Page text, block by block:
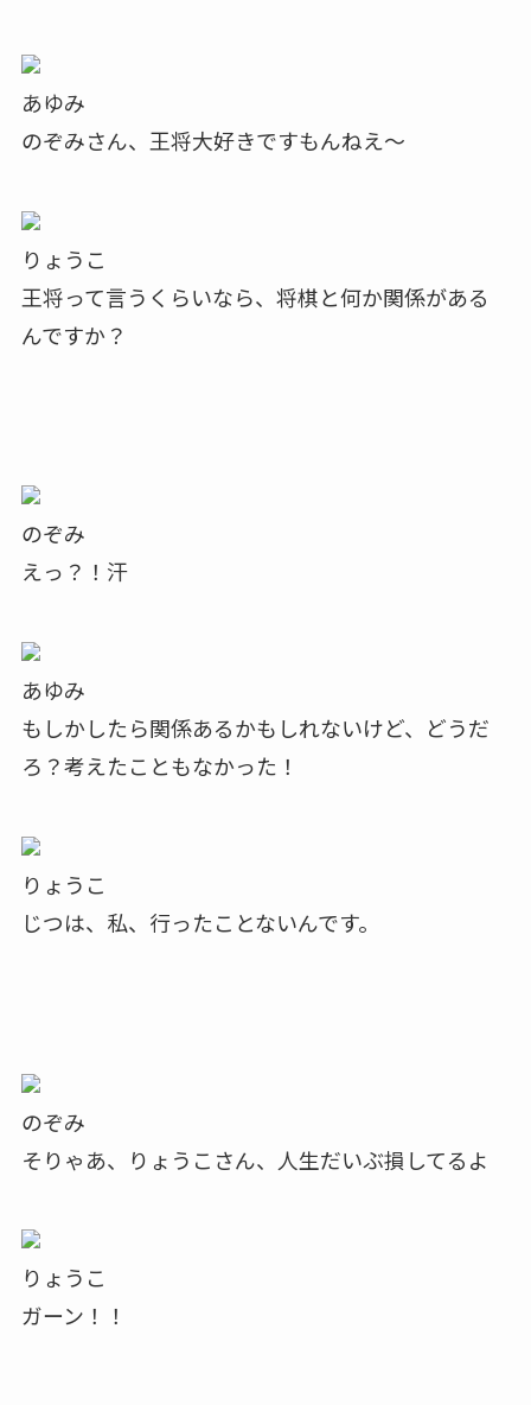
あゆみ
のぞみさん、王将大好きですもんねえ～
りょうこ
王将って言うくらいなら、将棋と何か関係がある
んですか？
のぞみ
えっ？！汗
あゆみ
もしかしたら関係あるかもしれないけど、どうだ
ろ？考えたこともなかった！
りょうこ
じつは、私、行ったことないんです。
のぞみ
そりゃあ、りょうこさん、人生だいぶ損してるよ
りょうこ
ガーン！！